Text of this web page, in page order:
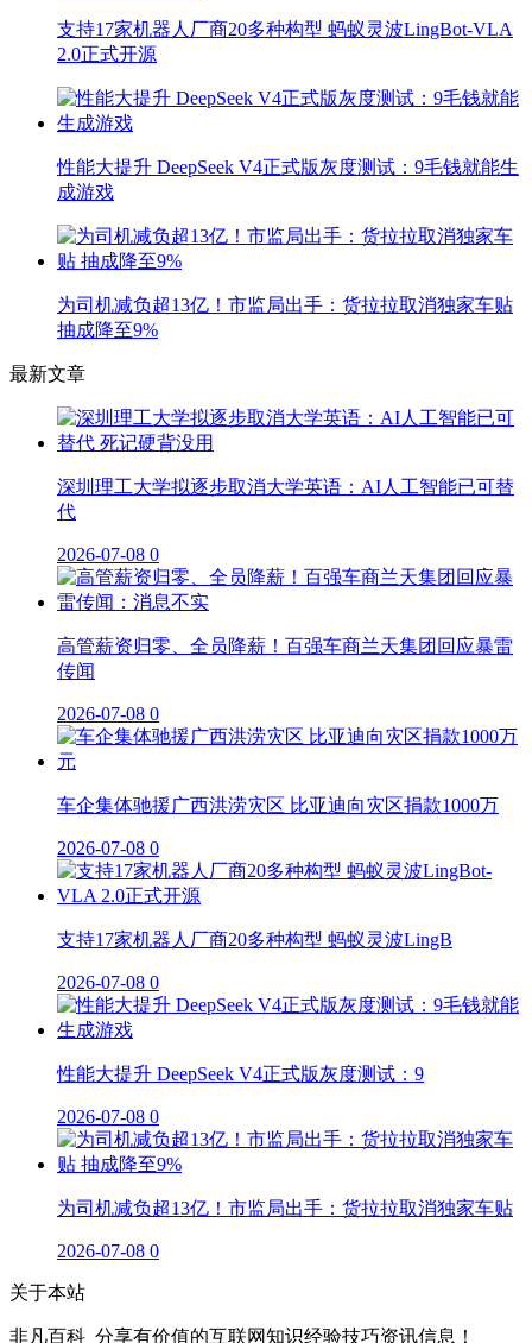
支持17家机器人厂商20多种构型 蚂蚁灵波LingBot-VLA
2.0正式开源
性能大提升 DeepSeek V4正式版灰度测试：9毛钱就能生
成游戏
为司机减负超13亿！市监局出手：货拉拉取消独家车贴
抽成降至9%
最新文章
深圳理工大学拟逐步取消大学英语：AI人工智能已可替
代
2026-07-08 0
高管薪资归零、全员降薪！百强车商兰天集团回应暴雷
传闻
2026-07-08 0
车企集体驰援广西洪涝灾区 比亚迪向灾区捐款1000万
2026-07-08 0
支持17家机器人厂商20多种构型 蚂蚁灵波LingB
2026-07-08 0
性能大提升 DeepSeek V4正式版灰度测试：9
2026-07-08 0
为司机减负超13亿！市监局出手：货拉拉取消独家车贴
2026-07-08 0
关于本站
非凡百科_分享有价值的互联网知识经验技巧资讯信息！